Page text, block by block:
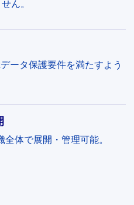
ん。
ータ保護要件を満たすよう
体で展開・管理可能。